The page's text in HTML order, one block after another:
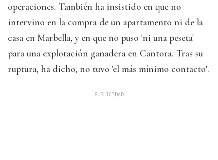
operaciones. También ha insistido en que no
intervino en la compra de un apartamento ni de la
casa en Marbella, y en que no puso 'ni una peseta'
para una explotación ganadera en Cantora. Tras su
ruptura, ha dicho, no tuvo 'el más mínimo contacto'.